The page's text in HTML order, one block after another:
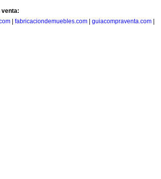
venta:
fabricaciondemuebles.com guiacompraventa.com